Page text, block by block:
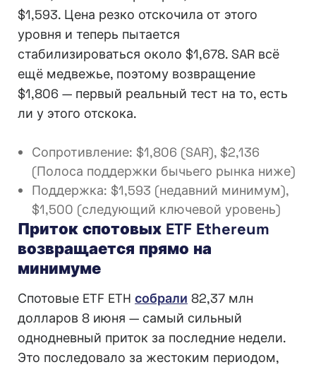
$1,593. Цена резко отскочила от этого
уровня и теперь пытается
стабилизироваться около $1,678. SAR всё
ещё медвежье, поэтому возвращение
$1,806 — первый реальный тест на то, есть
ли у этого отскока.
Сопротивление: $1,806 (SAR), $2,136
(Полоса поддержки бычьего рынка ниже)
Поддержка: $1,593 (недавний минимум),
$1,500 (следующий ключевой уровень)
Приток спотовых ETF Ethereum
возвращается прямо на
минимуме
Спотовые ETF ETH собрали 82,37 млн
долларов 8 июня — самый сильный
однодневный приток за последние недели.
Это последовало за жестоким периодом,